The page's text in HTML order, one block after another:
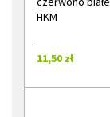
HKM
11,50 zł